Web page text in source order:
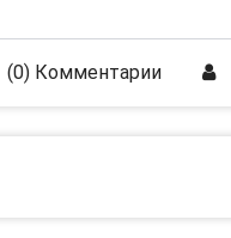
(0) Комментарии